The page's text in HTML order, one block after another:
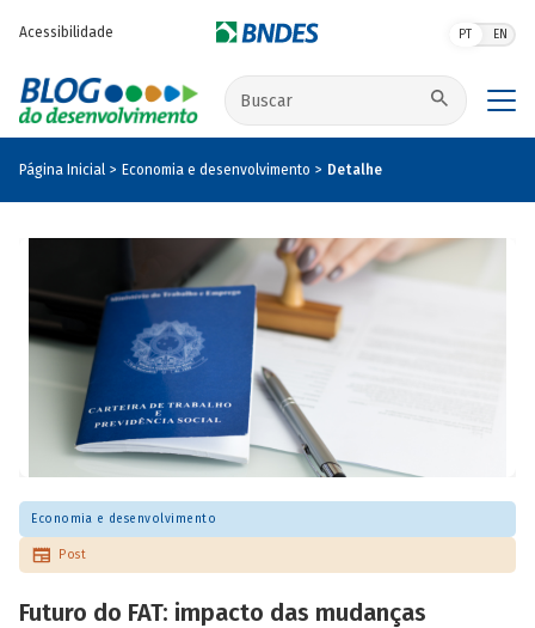
Acessibilidade PT EN
Buscar no site
Página Inicial Economia e desenvolvimento Detalhe
Economia e desenvolvimento
Post
Futuro do FAT: impacto das mudanças